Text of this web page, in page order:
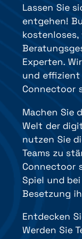
Lassen Sie
entgehen!
Experten.
und effizient
Connectoor
Machen Sie
Welt der
nutzen Sie
Teams zu
Connectoor
Spiel und
Besetzung
Entdecken
Werden Sie